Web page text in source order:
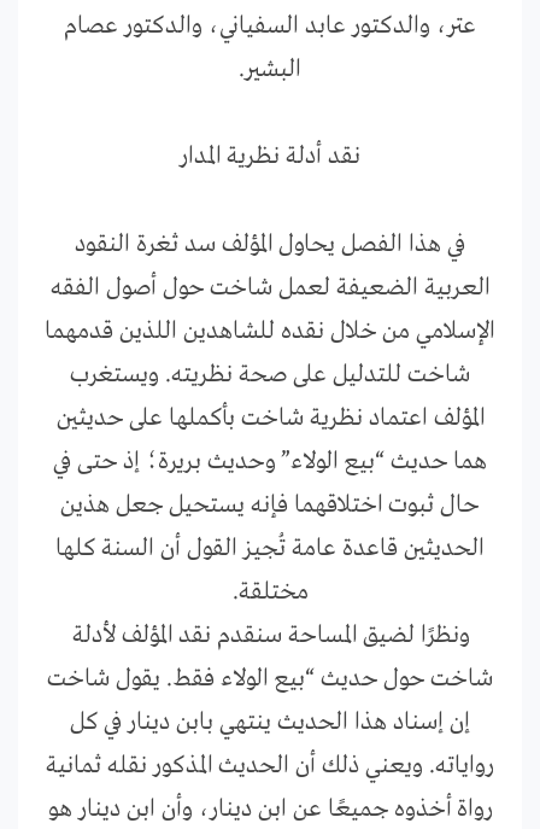
عتر، والدكتور عابد السفياني، والدكتور عصام
البشير.
نقد أدلة نظرية المدار
في هذا الفصل يحاول المؤلف سد ثغرة النقود
العربية الضعيفة لعمل شاخت حول أصول الفقه
الإسلامي من خلال نقده للشاهدين اللذين قدمهما
شاخت للتدليل على صحة نظريته. ويستغرب
المؤلف اعتماد نظرية شاخت بأكملها على حديثين
هما حديث “بيع الولاء” وحديث بريرة؛ إذ حتى في
حال ثبوت اختلاقهما فإنه يستحيل جعل هذين
الحديثين قاعدة عامة تُجيز القول أن السنة كلها
مختلقة.
ونظرًا لضيق المساحة سنقدم نقد المؤلف لأدلة
شاخت حول حديث “بيع الولاء فقط. يقول شاخت
إن إسناد هذا الحديث ينتهي بابن دينار في كل
رواياته. ويعني ذلك أن الحديث المذكور نقله ثمانية
رواة أخذوه جميعًا عن ابن دينار، وأن ابن دينار هو